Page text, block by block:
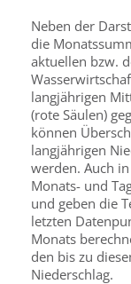
Neben der
die
aktuellen bzw.
langjährigen
(rote Säulen)
können
langjährigen
werden. Auch
Monats- und
und geben die
letzten
Monats
den bis zu
Niederschlag.